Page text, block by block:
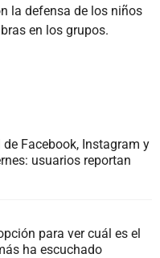
la defensa de los niños
en los grupos.
Facebook, Instagram y
usuarios reportan
para ver cuál es el
ha escuchado